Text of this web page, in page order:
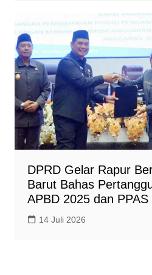
DPRD Gelar Rapur
Barut Bahas
APBD 2025 dan PPAS
14 Juli 2026